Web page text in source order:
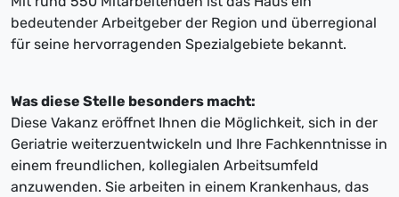
bedeutender Arbeitgeber der Region und überregional
für seine hervorragenden Spezialgebiete bekannt.
Was diese Stelle besonders macht:
Diese Vakanz eröffnet Ihnen die Möglichkeit, sich in der
Geriatrie weiterzuentwickeln und Ihre Fachkenntnisse in
einem freundlichen, kollegialen Arbeitsumfeld
anzuwenden. Sie arbeiten in einem Krankenhaus, das